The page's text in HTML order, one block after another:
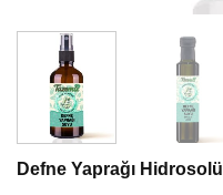
Defne Yaprağı Hidrosolü